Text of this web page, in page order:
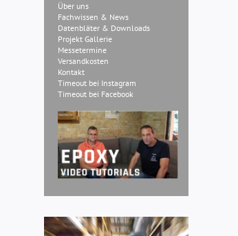
Über uns
Fachwissen & News
Datenbläter & Downloads
Projekt Gallerie
Messetermine
Versandkosten
Kontakt
Timeout bei Instagram
Timeout bei Facebook